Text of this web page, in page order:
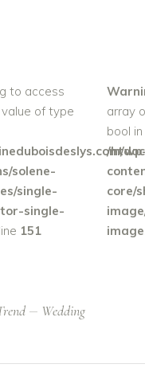
to access
of type
solene-
single-
single-
151
array
bool in
/
core/
Wedding